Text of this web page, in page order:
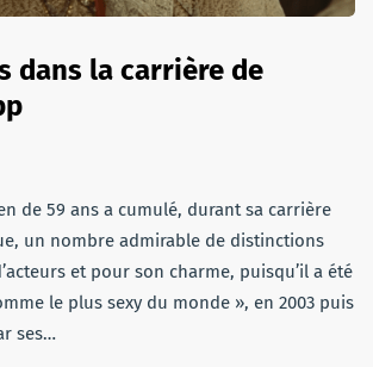
dans la carrière de
de 59 ans a cumulé, durant sa carrière
un nombre admirable de distinctions
et pour son charme, puisqu’il a été
le plus sexy du monde », en 2003 puis
ses…